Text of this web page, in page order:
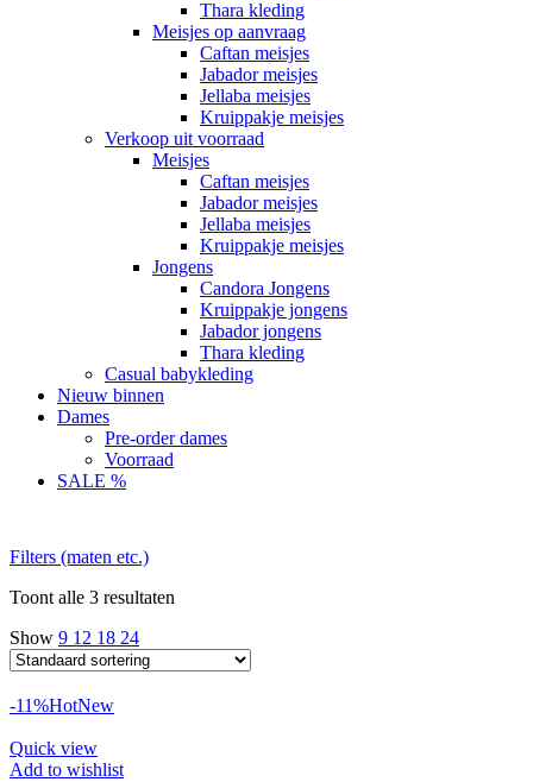
Thara kleding
Meisjes op aanvraag
Caftan meisjes
Jabador meisjes
Jellaba meisjes
Kruippakje meisjes
Verkoop uit voorraad
Meisjes
Caftan meisjes
Jabador meisjes
Jellaba meisjes
Kruippakje meisjes
Jongens
Candora Jongens
Kruippakje jongens
Jabador jongens
Thara kleding
Casual babykleding
Nieuw binnen
Dames
Pre-order dames
Voorraad
SALE %
Filters (maten etc.)
Toont alle 3 resultaten
Show 9 12 18 24
-11%HotNew
Quick view
Add to wishlist